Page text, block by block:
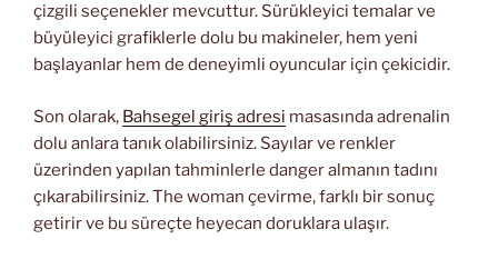
çizgili seçenekler mevcuttur. Sürükleyici temalar ve
büyüleyici grafiklerle dolu bu makineler, hem yeni
başlayanlar hem de deneyimli oyuncular için çekicidir.
Son olarak, Bahsegel giriş adresi masasında adrenalin
dolu anlara tanık olabilirsiniz. Sayılar ve renkler
üzerinden yapılan tahminlerle danger almanın tadını
çıkarabilirsiniz. The woman çevirme, farklı bir sonuç
getirir ve bu süreçte heyecan doruklara ulaşır.